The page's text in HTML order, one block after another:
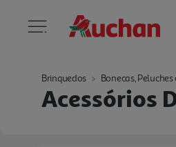
Brinquedos Bonecas,
Acessórios